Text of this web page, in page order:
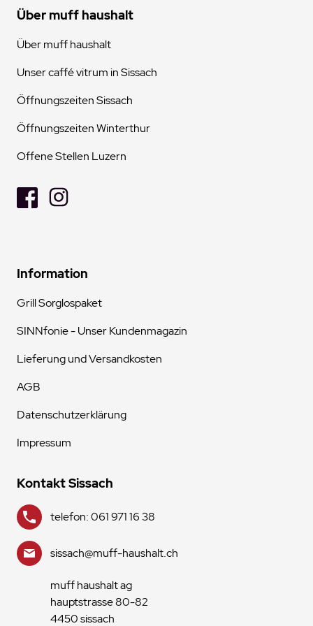
Über muff haushalt
Über muff haushalt
Unser caffé vitrum in Sissach
Öffnungszeiten Sissach
Öffnungszeiten Winterthur
Offene Stellen Luzern
Information
Grill Sorglospaket
SINNfonie - Unser Kundenmagazin
Lieferung und Versandkosten
AGB
Datenschutzerklärung
Impressum
Kontakt Sissach
telefon: 061 971 16 38
sissach@muff-haushalt.ch
muff haushalt ag
hauptstrasse 80-82
4450 sissach